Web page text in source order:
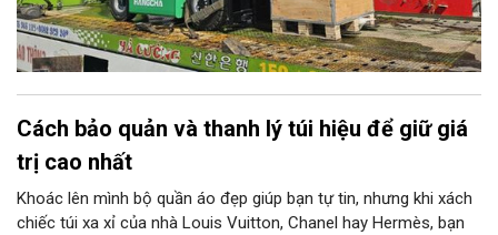
Cách bảo quản và thanh lý túi hiệu để giữ giá
trị cao nhất
Khoác lên mình bộ quần áo đẹp giúp bạn tự tin, nhưng khi xách
chiếc túi xa xỉ của nhà Louis Vuitton, Chanel hay Hermès, bạn